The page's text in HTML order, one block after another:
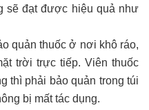
sẽ đạt được hiệu quả như
quản thuốc ở nơi khô ráo,
trời trực tiếp. Viên thuốc
thì phải bảo quản trong túi
bị mất tác dụng.